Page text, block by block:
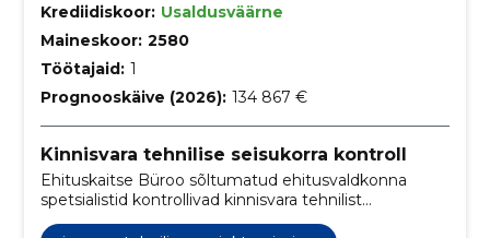
Krediidiskoor: Usaldusväärne
Maineskoor: 2580
Töötajaid: 1
Prognooskäive (2026): 134 867 €
Kinnisvara tehnilise seisukorra kontroll
Ehituskaitse Büroo sõltumatud ehitusvaldkonna
spetsialistid kontrollivad kinnisvara tehnilist
seisukorda. Ülevaatuste tulemused dokumenteerime